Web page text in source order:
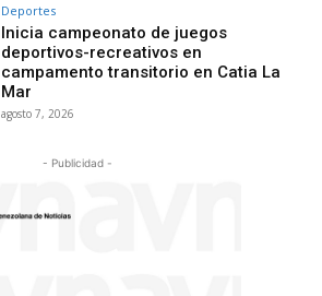
Deportes
Inicia campeonato de juegos
deportivos-recreativos en
campamento transitorio en Catia La
Mar
agosto 7, 2026
- Publicidad -